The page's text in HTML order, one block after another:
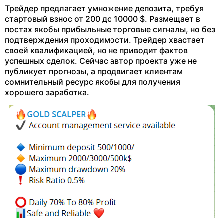
Трейдер предлагает умножение депозита, требуя
стартовый взнос от 200 до 10000 $. Размещает в
постах якобы прибыльные торговые сигналы, но без
подтверждения проходимости. Трейдер хвастает
своей квалификацией, но не приводит фактов
успешных сделок. Сейчас автор проекта уже не
публикует прогнозы, а продвигает клиентам
сомнительный ресурс якобы для получения
хорошего заработка.